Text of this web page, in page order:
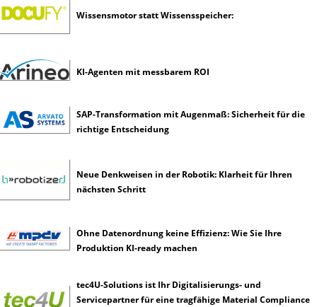
n
z
Wissensmotor statt Wissensspeicher:
KI-Agenten mit messbarem ROI
SAP-Transformation mit Augenmaß: Sicherheit für die
richtige Entscheidung
Neue Denkweisen in der Robotik: Klarheit für Ihren
nächsten Schritt
Ohne Datenordnung keine Effizienz: Wie Sie Ihre
Produktion KI-ready machen
tec4U-Solutions ist Ihr Digitalisierungs- und
Servicepartner für eine tragfähige Material Compliance